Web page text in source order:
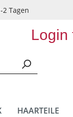
Tagen
Login
HAARTEILE